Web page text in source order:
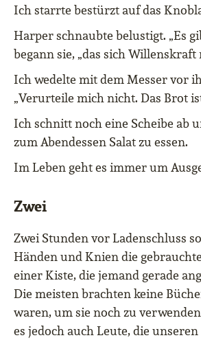
Ich starrte bestürzt auf das
Harper schnaubte belustigt. „Es
begann sie, „das sich Willenskraft
Ich wedelte mit dem Messer vor
„Verurteile mich nicht. Das Brot
Ich schnitt noch eine Scheibe ab
zum Abendessen Salat zu essen.
Im Leben geht es immer um
Zwei
Zwei Stunden vor Ladenschluss
Händen und Knien die
einer Kiste, die jemand gerade
Die meisten brachten keine
waren, um sie noch zu
es jedoch auch Leute, die unseren